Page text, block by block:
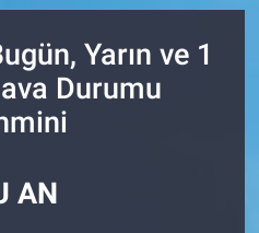
Yarın ve 1
Durumu
AN